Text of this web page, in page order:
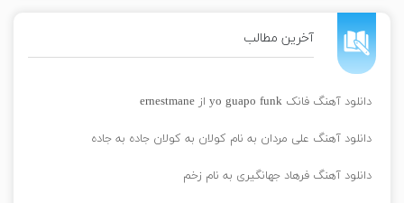
آخرین مطالب
دانلود آهنگ فانک yo guapo funk از ernestmane
دانلود آهنگ علی مردان به نام کولان به کولان جاده به جاده
دانلود آهنگ فرهاد جهانگیری به نام زخم